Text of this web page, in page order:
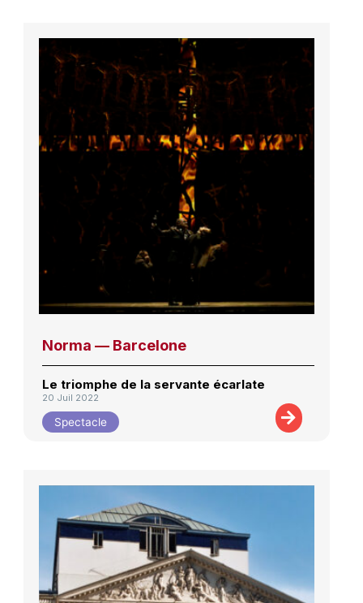
Norma — Barcelone
Le triomphe de la servante écarlate
20 Juil 2022
Spectacle